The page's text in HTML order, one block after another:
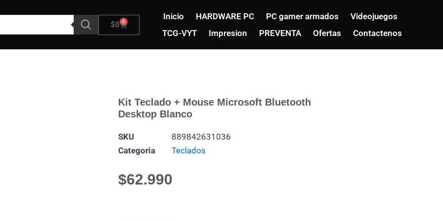
$0 0
Carrito
Inicio HARDWARE PC PC gamer armados
Videojuegos
TCG-VYT
Impresion PREVENTA Ofertas Contactenos
Kit Teclado + Mouse Microsoft Bluetooth
Desktop Blanco
SKU
889842631036
Categoria
Teclados
$62.990